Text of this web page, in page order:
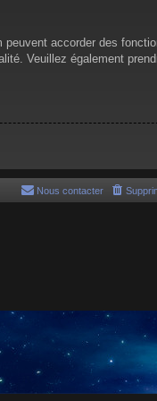
accorder des
Veuillez également
Nous contacter